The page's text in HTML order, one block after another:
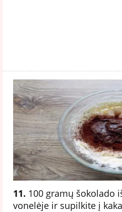
11. 100 gramų šokolado
vonelėje ir supilkite į